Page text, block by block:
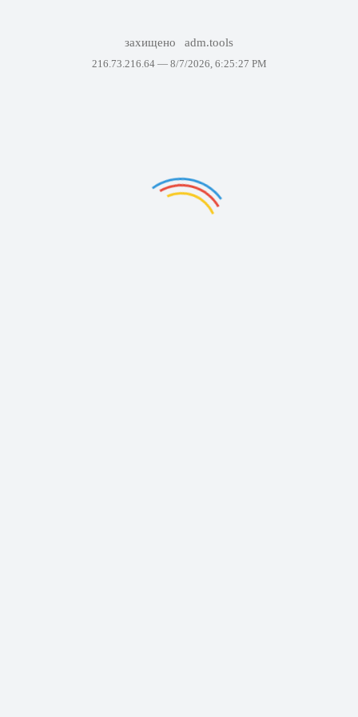
захищено adm.tools
216.73.216.64 — 8/7/2026, 6:25:27 PM